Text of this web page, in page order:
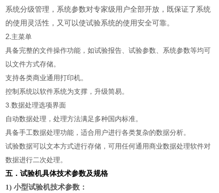
系统分级管理，系统参数对专家级用户全部开放，既保证了系统
的使用灵活性，又可以使试验系统的使用安全可靠。
2.主菜单
具备完整的文件操作功能，如试验报告、试验参数、系统参数等均可
以文件方式存储。
支持各类商业通用打印机。
控制系统以软件系统为支撑，升级简易。
3.数据处理选项界面
自动数据处理，处理方法满足多种国内标准。
具备手工数据处理功能，适合用户进行各类复杂的数据分析。
试验数据可以文本方式进行存储，可用任何通用商业数据处理软件对
数据进行二次处理。
五．试验机具体技术参数及规格
1)小型试验机技术参数：